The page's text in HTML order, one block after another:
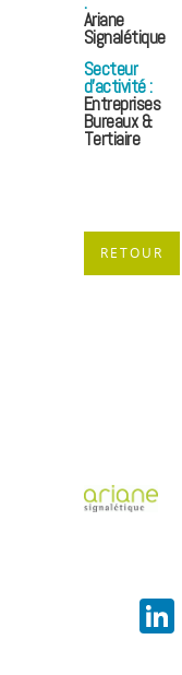
Ariane
Signalétique
Secteur
d’activité :
Entreprises
Bureaux &
Tertiaire
RETOUR